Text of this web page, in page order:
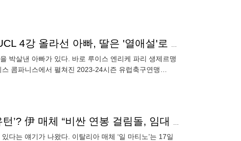
"아빠의 복수였나?"…딸의 '전 남친' 팀 박살내고 UCL 4강 올라선 아빠, 딸은 '열애설'로 화답
박살낸 아빠가 있다. 바로 루이스 엔리케 파리 생제르맹
콤파니스에서 펼쳐진 2023-24시즌 유럽축구연맹
투헬의 철저한 외면 받는 ‘철기둥’, 깜짝 ‘나폴리 유턴’? 伊 매체 “비싼 연봉 걸림돌, 임대 이적이 유일 대안”
다는 얘기가 나왔다. 이탈리아 매체 ‘일 마티노’는 17일